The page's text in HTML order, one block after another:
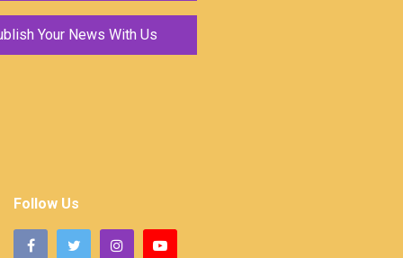
Your News With Us
Follow Us